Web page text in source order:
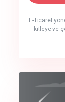
E-Ticaret
kitleye ve